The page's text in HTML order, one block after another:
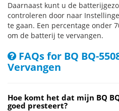
Daarnaast kunt u de
controleren door naar
te gaan. Een percentage onder
om de batterij te vervangen.
FAQs for BQ BQ-
Vervangen
Hoe komt het dat mijn BQ
goed presteert?